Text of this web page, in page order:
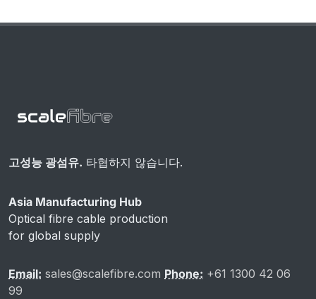
고성능 광섬유. 타협하지 않습니다.
Asia Manufacturing Hub
Optical fibre cable production
for global supply
Email: sales@scalefibre.com Phone: +61 1300 42 06
99